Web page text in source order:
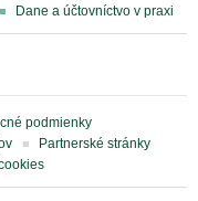
Dane a účtovníctvo v praxi
podmienky
Partnerské stránky